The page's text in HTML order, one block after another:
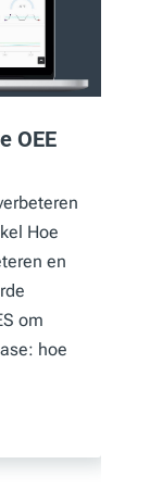
OEE
Hoe
en
om
hoe